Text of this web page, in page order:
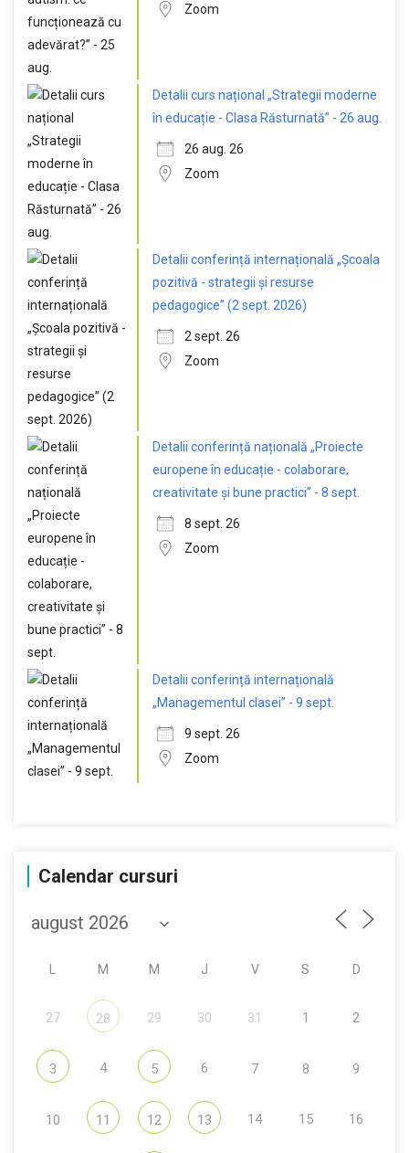
Zoom
Detalii curs național „Strategii moderne
în educație - Clasa Răsturnată” - 26 aug.
26 aug. 26
Zoom
Detalii conferință internațională „Școala
pozitivă - strategii și resurse
pedagogice” (2 sept. 2026)
2 sept. 26
Zoom
Detalii conferință națională „Proiecte
europene în educație - colaborare,
creativitate și bune practici” - 8 sept.
8 sept. 26
Zoom
Detalii conferință internațională
„Managementul clasei” - 9 sept.
9 sept. 26
Zoom
Calendar cursuri
M M J V S D
27 28 29 30 31 1 2
3 4 5 6 7 8 9
10 11 12 13 14 15 16